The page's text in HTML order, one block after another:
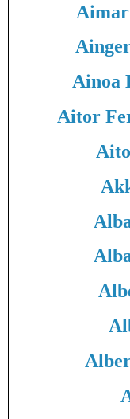
Ainoa
Aitor